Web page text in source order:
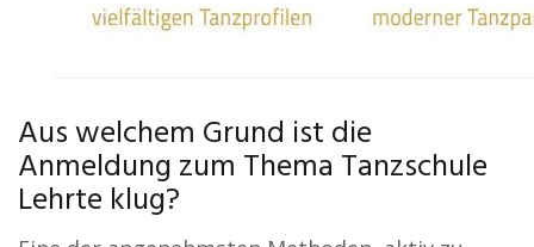
Aus welchem Grund ist die
Anmeldung zum Thema Tanzschule
Lehrte klug?